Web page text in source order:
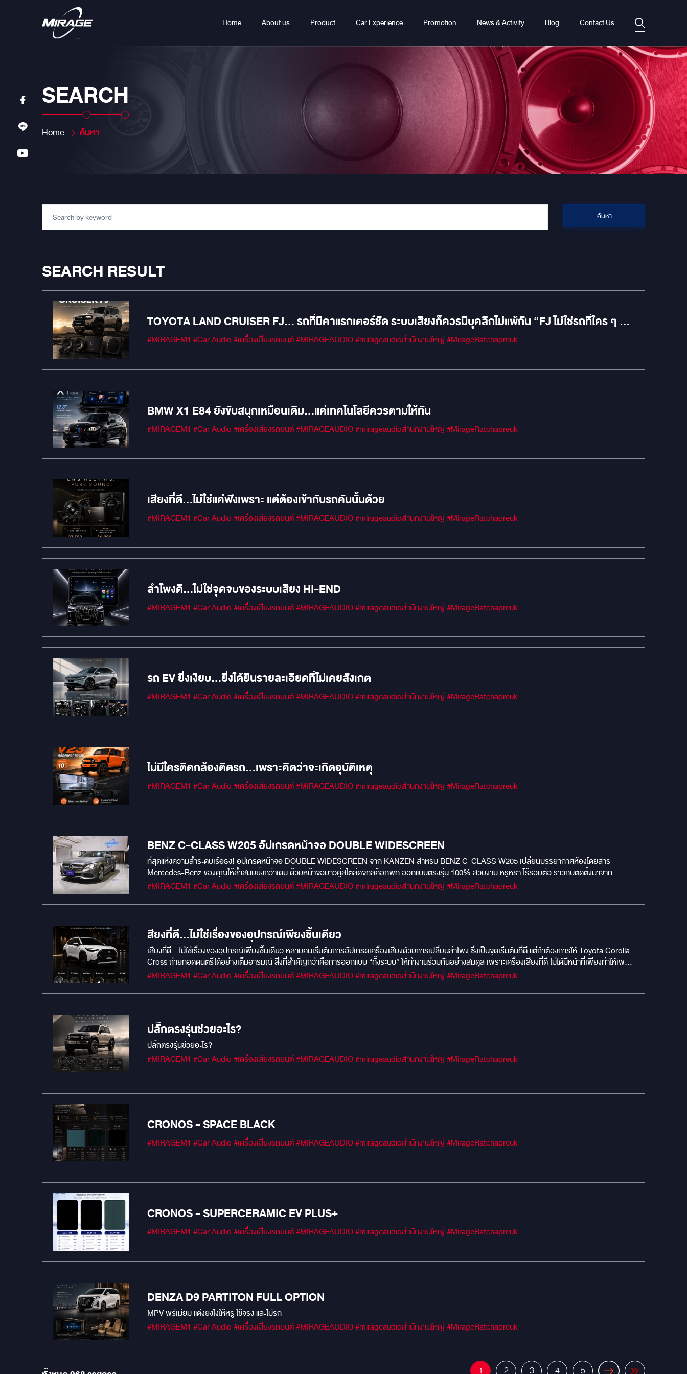
Home About us Product Car Experience Promotion News & Activity Blog Contact Us
SEARCH
Home ค้นหา
ค้นหา
SEARCH RESULT
TOYOTA LAND CRUISER FJ… รถที่มีคาแรกเตอร์ชัด ระบบเสียงก็ควรมีบุคลิกไม่แพ้กัน “FJ ไม่ใช่รถที่ใคร ๆ ก็
เลือก”
#MIRAGEM1 #Car Audio #เครื่องเสียงรถยนต์ #MIRAGEAUDIO #mirageaudioสำนักงานใหญ่ #MirageRatchapreuk
BMW X1 E84 ยังขับสนุกเหมือนเดิม…แค่เทคโนโลยีควรตามให้ทัน
#MIRAGEM1 #Car Audio #เครื่องเสียงรถยนต์ #MIRAGEAUDIO #mirageaudioสำนักงานใหญ่ #MirageRatchapreuk
เสียงที่ดี…ไม่ใช่แค่ฟังเพราะ แต่ต้องเข้ากับรถคันนั้นด้วย
#MIRAGEM1 #Car Audio #เครื่องเสียงรถยนต์ #MIRAGEAUDIO #mirageaudioสำนักงานใหญ่ #MirageRatchapreuk
ลำโพงดี…ไม่ใช่จุดจบของระบบเสียง HI-END
#MIRAGEM1 #Car Audio #เครื่องเสียงรถยนต์ #MIRAGEAUDIO #mirageaudioสำนักงานใหญ่ #MirageRatchapreuk
รถ EV ยิ่งเงียบ…ยิ่งได้ยินรายละเอียดที่ไม่เคยสังเกต
#MIRAGEM1 #Car Audio #เครื่องเสียงรถยนต์ #MIRAGEAUDIO #mirageaudioสำนักงานใหญ่ #MirageRatchapreuk
ไม่มีใครติดกล้องติดรถ…เพราะคิดว่าจะเกิดอุบัติเหตุ
#MIRAGEM1 #Car Audio #เครื่องเสียงรถยนต์ #MIRAGEAUDIO #mirageaudioสำนักงานใหญ่ #MirageRatchapreuk
BENZ C-CLASS W205 อัปเกรดหน้าจอ DOUBLE WIDESCREEN
ที่สุดแห่งความล้ำระดับเรือธง! อัปเกรดหน้าจอ DOUBLE WIDESCREEN จาก KANZEN สำหรับ BENZ C-CLASS W205 เปลี่ยนบรรยากาศห้องโดยสาร
Mercedes-Benz ของคุณให้ล้ำสมัยยิ่งกว่าเดิม ด้วยหน้าจอยาวคู่สไตล์ดิจิทัลค็อกพิท ออกแบบตรงรุ่น 100% สวยงาม หรูหรา ไร้รอยต่อ ราวกับติดตั้งมาจาก
โรงงาน! จุดเด่น & สเปคจัดเต็ม DOUBLE WIDESCREEN 2K: หน้าจอยาวคู่ระดับพรีเมียม ความละเอียดสูง 2K (2400x896) ขนาด 25 นิ้ว คมชัด สวยสะกดตา
ไร้รอยต่อ (Seamless Integration) สลับใช้งานได้ทั้งระบบ Android และระบบเดิมของ BENZ FULL CONNECTIVITY: รองรับ SIM 4G, Apple CarPlay /
Android Auto Wireless และรองรับกล้องรอบคัน 360° AHD 1080P อยากสัมผัสประสบการณ์ความสมาร์ทขั้นสุดใน Benz W205 ของคุณ? ทักแชทสอบถามราย
ละเอียด นัดหมาย หรือจองคิวติดตั้งได้ที่ Mirage Audio เลยครับ!
#MIRAGEM1 #Car Audio #เครื่องเสียงรถยนต์ #MIRAGEAUDIO #mirageaudioสำนักงานใหญ่ #MirageRatchapreuk
สียงที่ดี…ไม่ใช่เรื่องของอุปกรณ์เพียงชิ้นเดียว
เสียงที่ดี…ไม่ใช่เรื่องของอุปกรณ์เพียงชิ้นเดียว หลายคนเริ่มต้นการอัปเกรดเครื่องเสียงด้วยการเปลี่ยนลำโพง ซึ่งเป็นจุดเริ่มต้นที่ดี แต่ถ้าต้องการให้ Toyota Corolla
Cross ถ่ายทอดดนตรีได้อย่างเต็มอารมณ์ สิ่งที่สำคัญกว่าคือการออกแบบ “ทั้งระบบ” ให้ทำงานร่วมกันอย่างสมดุล เพราะเครื่องเสียงที่ดี ไม่ได้มีหน้าที่เพียงทำให้เพลง
ดังขึ้นแต่ต้องถ่ายทอดตำแหน่งของเสียง รายละเอียดของดนตรี และอารมณ์ของบทเพลงได้อย่างเป็นธรรมชาติ สำหรับชุดนี้ Mirage Audio เลือกทุกองค์ประกอบให้
#MIRAGEM1 #Car Audio #เครื่องเสียงรถยนต์ #MIRAGEAUDIO #mirageaudioสำนักงานใหญ่ #MirageRatchapreuk
ปลั๊กตรงรุ่นช่วยอะไร?
ปลั๊กตรงรุ่นช่วยอะไร?
#MIRAGEM1 #Car Audio #เครื่องเสียงรถยนต์ #MIRAGEAUDIO #mirageaudioสำนักงานใหญ่ #MirageRatchapreuk
CRONOS - SPACE BLACK
#MIRAGEM1 #Car Audio #เครื่องเสียงรถยนต์ #MIRAGEAUDIO #mirageaudioสำนักงานใหญ่ #MirageRatchapreuk
CRONOS - SUPERCERAMIC EV PLUS+
#MIRAGEM1 #Car Audio #เครื่องเสียงรถยนต์ #MIRAGEAUDIO #mirageaudioสำนักงานใหญ่ #MirageRatchapreuk
DENZA D9 PARTITON FULL OPTION
MPV พรีเมียม แต่งยังไงให้หรู ใช้จริง และไม่รก
#MIRAGEM1 #Car Audio #เครื่องเสียงรถยนต์ #MIRAGEAUDIO #mirageaudioสำนักงานใหญ่ #MirageRatchapreuk
1 2 3 4 5